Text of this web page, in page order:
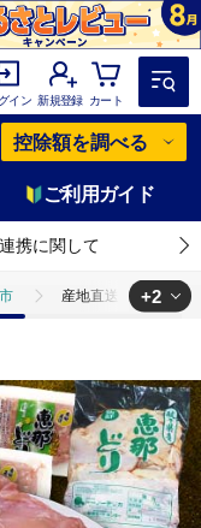
イン 新規登録 カート
控除額を調べる
ご利用ガイド
携に関して
産地直送！恵那どり
りもも肉 6枚セット 冷凍
+2